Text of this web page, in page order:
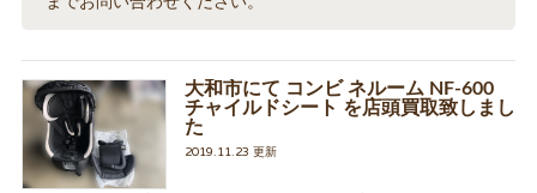
大和市にて コンビ ネルーム NF-600
チャイルドシート を店頭買取致しまし
た
2019.11.23 更新